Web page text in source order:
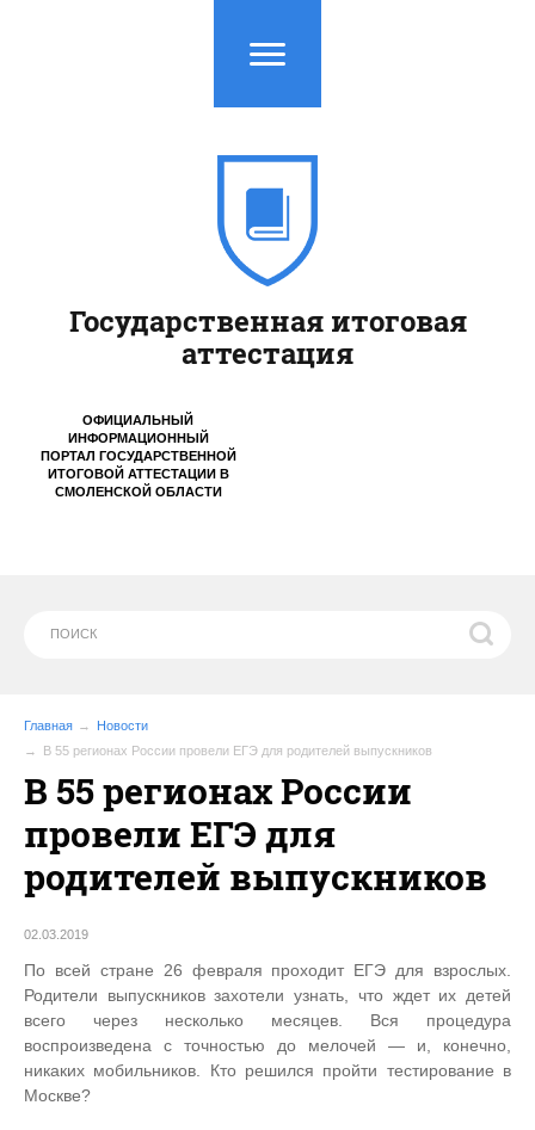
ОФИЦИАЛЬНЫЙ
ИНФОРМАЦИОННЫЙ
ПОРТАЛ ГОСУДАРСТВЕННОЙ
ИТОГОВОЙ АТТЕСТАЦИИ В
СМОЛЕНСКОЙ ОБЛАСТИ
Государственная итоговая
аттестация
Главная
Новости
В 55 регионах России провели ЕГЭ для родителей выпускников
В 55 регионах России
провели ЕГЭ для
родителей выпускников
02.03.2019
По всей стране 26 февраля проходит ЕГЭ для взрослых.
Родители выпускников захотели узнать, что ждет их детей
всего через несколько месяцев. Вся процедура
воспроизведена с точностью до мелочей — и, конечно,
никаких мобильников. Кто решился пройти тестирование в
Москве?